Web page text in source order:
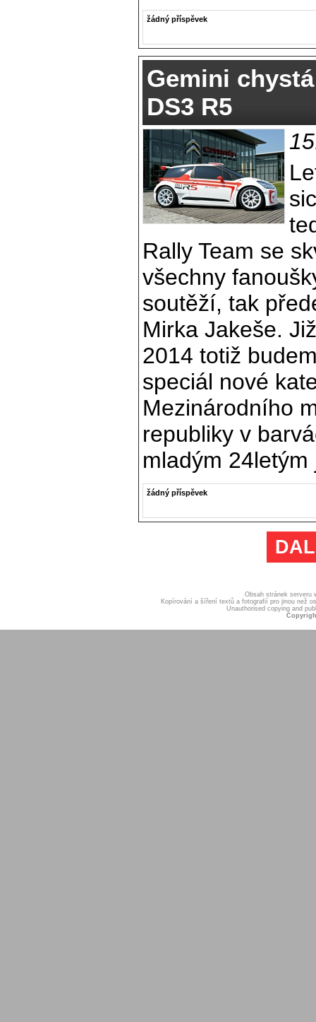
žádný příspěvek
Gemini
DS3 R5
Rally Team se
všechny
soutěží, tak
Mirka Jakeše.
2014 totiž
speciál nové
Mezinárodního
republiky v
mladým
žádný příspěvek
Obsah stránek serveru
Kopírování a šíření textů a fotografií pro jinou než
Unauthorised copying and